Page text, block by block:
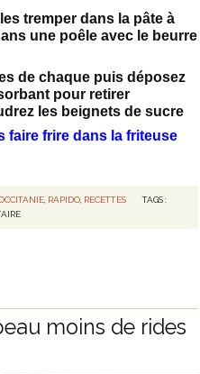
tremper dans la pâte à
une poêle avec le beurre
de chaque puis déposez
pour retirer
les beignets de sucre
faire frire dans la friteuse
, RAPIDO, RECETTES
TAGS :
moins de rides